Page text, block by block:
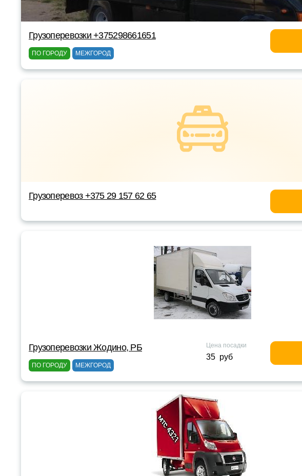
Грузоперевозки +375298661651
ПО ГОРОДУ МЕЖГОРОД
Грузоперевоз +375 29 157 62 65
Грузоперевозки Жодино, РБ
ПО ГОРОДУ МЕЖГОРОД
Цена посадки
35 руб